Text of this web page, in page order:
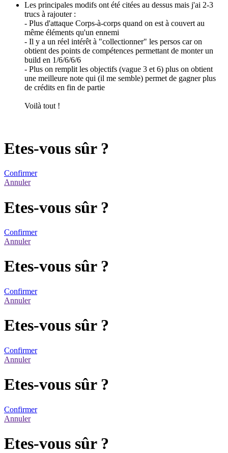
Les principales modifs ont été citées au dessus mais j'ai 2-3
trucs à rajouter :
- Plus d'attaque Corps-à-corps quand on est à couvert au
même éléments qu'un ennemi
- Il y a un réel intérêt à "collectionner" les persos car on
obtient des points de compétences permettant de monter un
build en 1/6/6/6/6
- Plus on remplit les objectifs (vague 3 et 6) plus on obtient
une meilleure note qui (il me semble) permet de gagner plus
de crédits en fin de partie
Voilà tout !
Etes-vous sûr ?
Confirmer
Annuler
Etes-vous sûr ?
Confirmer
Annuler
Etes-vous sûr ?
Confirmer
Annuler
Etes-vous sûr ?
Confirmer
Annuler
Etes-vous sûr ?
Confirmer
Annuler
Etes-vous sûr ?